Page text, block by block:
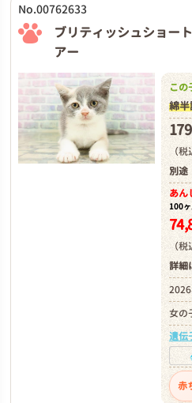
No.00762633
ブリティッシュショー
アー
この
綿
（
別途
あん
100
（税
詳細
女の
遺伝
赤